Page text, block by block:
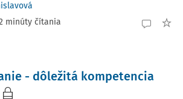
minúty čítania
- dôležitá kompetencia